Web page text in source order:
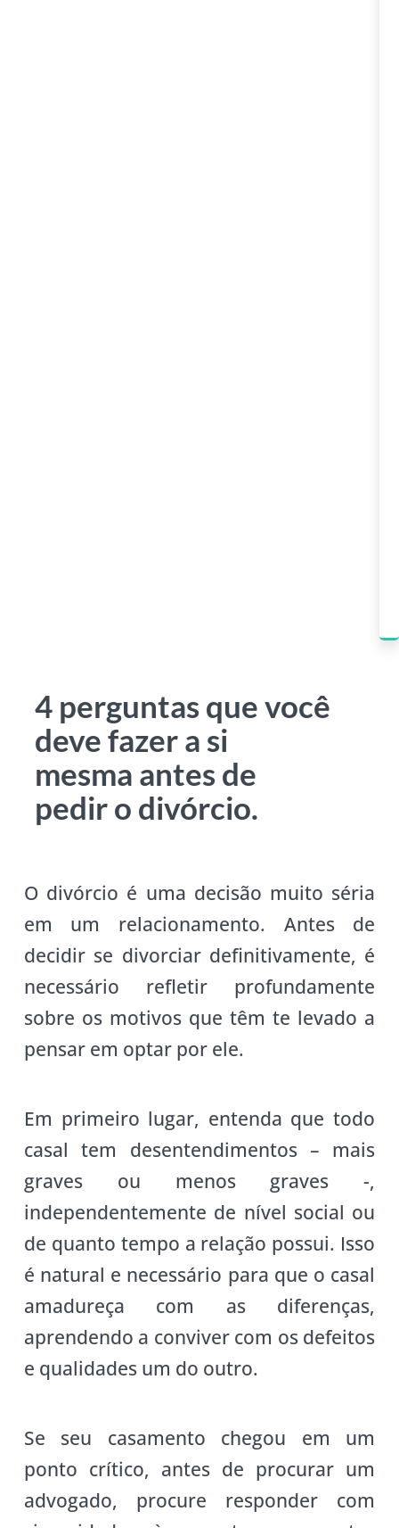
4 perguntas que você
deve fazer a si
mesma antes de
pedir o divórcio.
O divórcio é uma decisão muito séria
em um relacionamento. Antes de
decidir se divorciar definitivamente, é
necessário refletir profundamente
sobre os motivos que têm te levado a
pensar em optar por ele.
Em primeiro lugar, entenda que todo
casal tem desentendimentos – mais
graves ou menos graves -,
independentemente de nível social ou
de quanto tempo a relação possui. Isso
é natural e necessário para que o casal
amadureça com as diferenças,
aprendendo a conviver com os defeitos
e qualidades um do outro.
Se seu casamento chegou em um
ponto crítico, antes de procurar um
advogado, procure responder com